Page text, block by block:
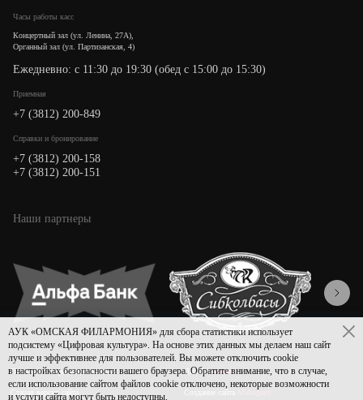
Часы работы касс
Концертный зал (ул. Ленина, 27А),
Органный зал (ул. Партизанская, 4)
Ежедневно: с 11:30 до 19:30 (обед с 15:00 до 15:30)
Приемная
+7 (3812) 200-849
Cправки и бронирование
+7 (3812) 200-158
+7 (3812) 200-151
Наши партнеры
Политика конфиденциальности
Старая версия сайта
ДизайнAsmart
Mahogany
АУК «ОМСКАЯ ФИЛАРМОНИЯ» для сбора статистики использует
подсистему «Цифровая культура». На основе этих данных мы делаем наш сайт
лучше и эффективнее для пользователей. Вы можете отключить cookie
в настройках безопасности вашего браузера. Обратите внимание, что в случае,
если использование сайтом файлов cookie отключено, некоторые возможности
и услуги сайта могут быть недоступны.